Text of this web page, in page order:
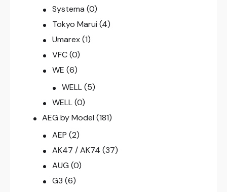
Systema (0)
Tokyo Marui (4)
Umarex (1)
VFC (0)
WE (6)
WELL (5)
WELL (0)
AEG by Model (181)
AEP (2)
AK47 / AK74 (37)
AUG (0)
G3 (6)